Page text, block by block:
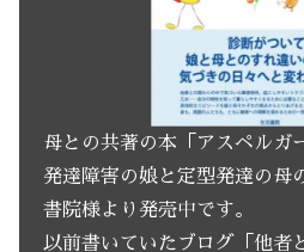
母との共著の本「アスペル
発達障害の娘と定型発達の母
書院様より発売中です。
以前書いていたブログ「他者